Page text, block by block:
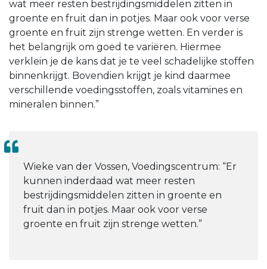
wat meer resten bestrijdingsmiddelen zitten in
groente en fruit dan in potjes. Maar ook voor verse
groente en fruit zijn strenge wetten. En verder is
het belangrijk om goed te variëren. Hiermee
verklein je de kans dat je te veel schadelijke stoffen
binnenkrijgt. Bovendien krijgt je kind daarmee
verschillende voedingsstoffen, zoals vitamines en
mineralen binnen.”
Wieke van der Vossen, Voedingscentrum: “Er
kunnen inderdaad wat meer resten
bestrijdingsmiddelen zitten in groente en
fruit dan in potjes. Maar ook voor verse
groente en fruit zijn strenge wetten.”